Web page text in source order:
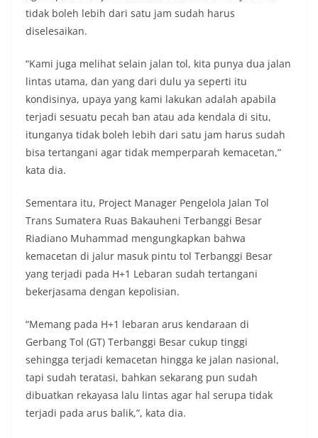
tidak boleh lebih dari satu jam sudah harus
diselesaikan.
“Kami juga melihat selain jalan tol, kita punya dua jalan
lintas utama, dan yang dari dulu ya seperti itu
kondisinya, upaya yang kami lakukan adalah apabila
terjadi sesuatu pecah ban atau ada kendala di situ,
itunganya tidak boleh lebih dari satu jam harus sudah
bisa tertangani agar tidak memperparah kemacetan,”
kata dia.
Sementara itu, Project Manager Pengelola Jalan Tol
Trans Sumatera Ruas Bakauheni Terbanggi Besar
Riadiano Muhammad mengungkapkan bahwa
kemacetan di jalur masuk pintu tol Terbanggi Besar
yang terjadi pada H+1 Lebaran sudah tertangani
bekerjasama dengan kepolisian.
“Memang pada H+1 lebaran arus kendaraan di
Gerbang Tol (GT) Terbanggi Besar cukup tinggi
sehingga terjadi kemacetan hingga ke jalan nasional,
tapi sudah teratasi, bahkan sekarang pun sudah
dibuatkan rekayasa lalu lintas agar hal serupa tidak
terjadi pada arus balik,”, kata dia.